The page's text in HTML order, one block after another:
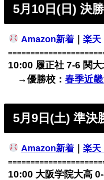
5月10日(日) 決
Amazon新着｜ 楽天
10:00 履正社 7-6 関
→優勝校：春季近
5月9日(土) 準決
Amazon新着｜ 楽天
10:00 大阪学院大高